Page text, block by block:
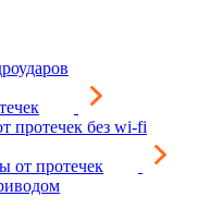
протечек без wi-fi
от протечек